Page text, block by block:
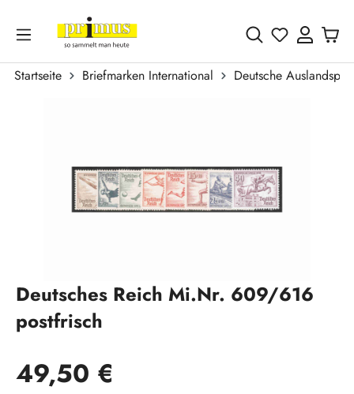
Zum Hauptinhalt springen
Du hast 0
Startseite Briefmarken International
Deutsche
Deutsches Reich Mi.Nr. 609/616
postfrisch
Regulärer Preis:
49,50 €